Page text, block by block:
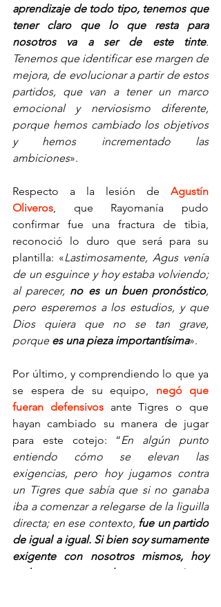
aprendizaje de todo tipo, tenemos que
tener claro que lo que resta para
nosotros va a ser de este tinte.
Tenemos que identificar ese margen de
mejora, de evolucionar a partir de estos
partidos, que van a tener un marco
emocional y nerviosismo diferente,
porque hemos cambiado los objetivos
y hemos incrementado las
ambiciones».
Respecto a la lesión de
Agustín
Oliveros, que Rayomanía pudo
confirmar fue una fractura de tibia,
reconoció lo duro que será para su
plantilla: «Lastimosamente, Agus venía
de un esguince y hoy estaba volviendo;
al parecer, no es un buen pronóstico,
pero esperemos a los estudios, y que
Dios quiera que no se tan grave,
porque es una pieza importantísima».
Por último, y comprendiendo lo que ya
se espera de su equipo, negó que
fueran defensivos ante Tigres o que
hayan cambiado su manera de jugar
para este cotejo: “En algún punto
entiendo cómo se elevan las
exigencias, pero hoy jugamos contra
un Tigres que sabía que si no ganaba
iba a comenzar a relegarse de la liguilla
directa; en ese contexto, fue un partido
de igual a igual. Si bien soy sumamente
exigente con nosotros mismos, hoy
realmente me quedo con sensaciones